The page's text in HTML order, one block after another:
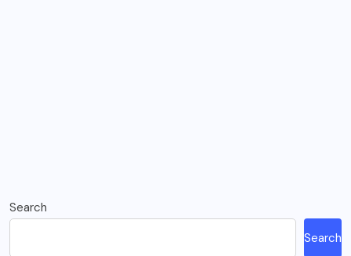
Search
Search